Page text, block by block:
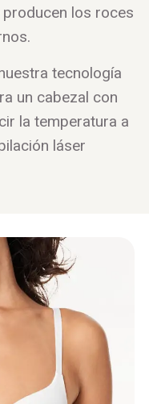
los roces
tecnología
un cabezal con
la temperatura a
láser